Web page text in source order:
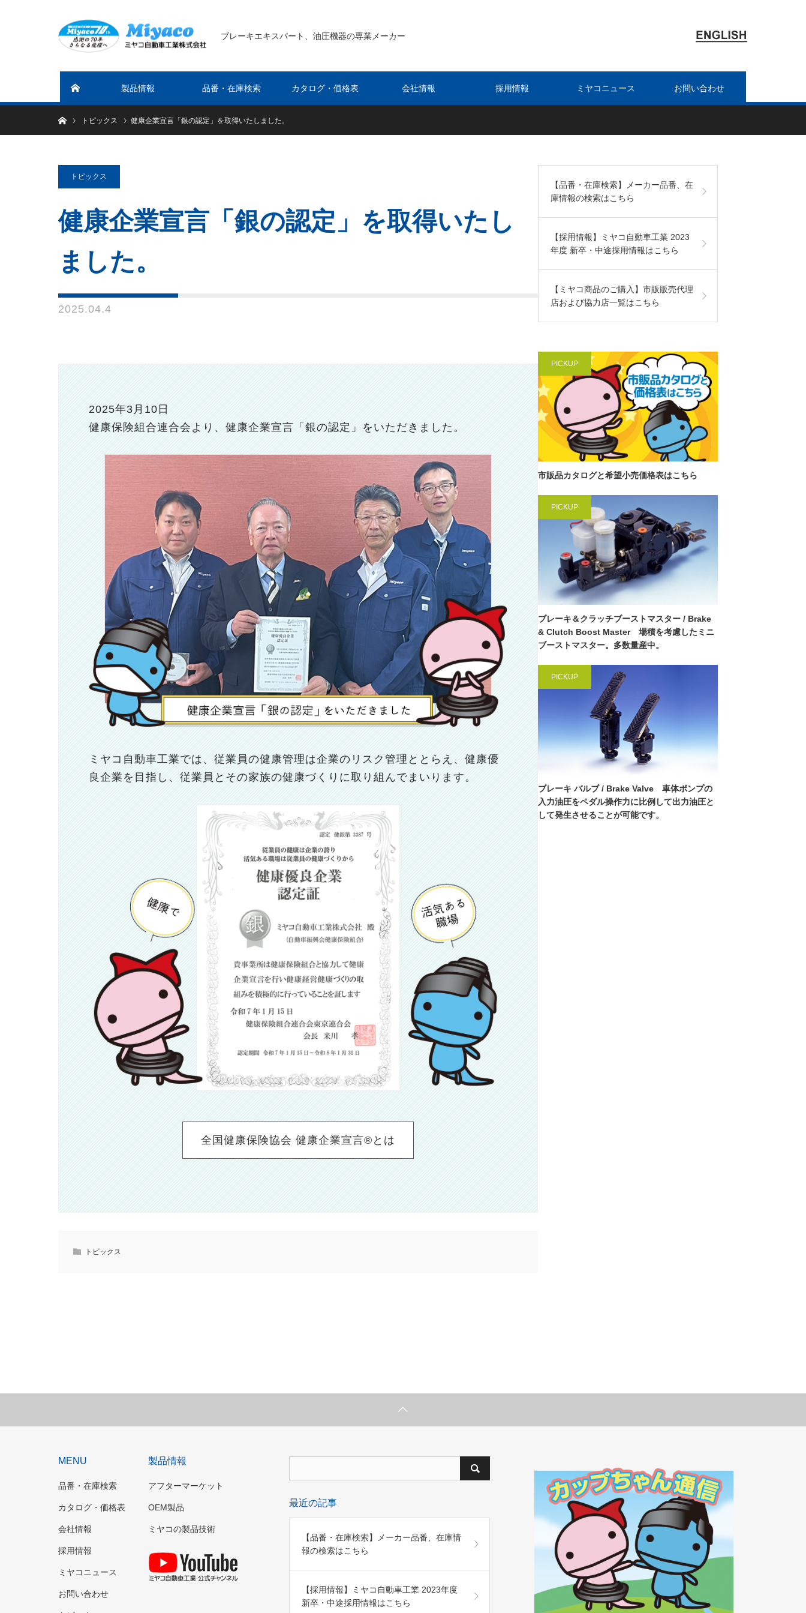
ブレーキエキスパート、油圧機器の専業メーカー
製品情報 品番・在庫検索 カタログ・価格表 会社情報 採用情報 ミヤコニュース お問い合わせ
ホームトピックス 健康企業宣言「銀の認定」を取得いたしました。
トピックス
健康企業宣言「銀の認定」を取得いたし
ました。
2025.04.4
2025年3月10日
健康保険組合連合会より、健康企業宣言「銀の認定」をいただきました。
ミヤコ自動車工業では、従業員の健康管理は企業のリスク管理ととらえ、健康優
良企業を目指し、従業員とその家族の健康づくりに取り組んでまいります。
全国健康保険協会 健康企業宣言®とは
トピックス
【品番・在庫検索】メーカー品番、在
庫情報の検索はこちら
【採用情報】ミヤコ自動車工業 2023
年度 新卒・中途採用情報はこちら
【ミヤコ商品のご購入】市販販売代理
店および協力店一覧はこちら
PICKUP
市販品カタログと希望小売価格表はこちら
PICKUP
ブレーキ＆クラッチブーストマスター / Brake
& Clutch Boost Master 場積を考慮したミニ
ブーストマスター。多数量産中。
PICKUP
ブレーキ バルブ / Brake Valve 車体ポンプの
入力油圧をペダル操作力に比例して出力油圧と
して発生させることが可能です。
MENU
品番・在庫検索
カタログ・価格表
会社情報
採用情報
ミヤコニュース
お問い合わせ
製品情報
アフターマーケット
OEM製品
ミヤコの製品技術
最近の記事
【品番・在庫検索】メーカー品番、在庫情
報の検索はこちら
【採用情報】ミヤコ自動車工業 2023年度
新卒・中途採用情報はこちら